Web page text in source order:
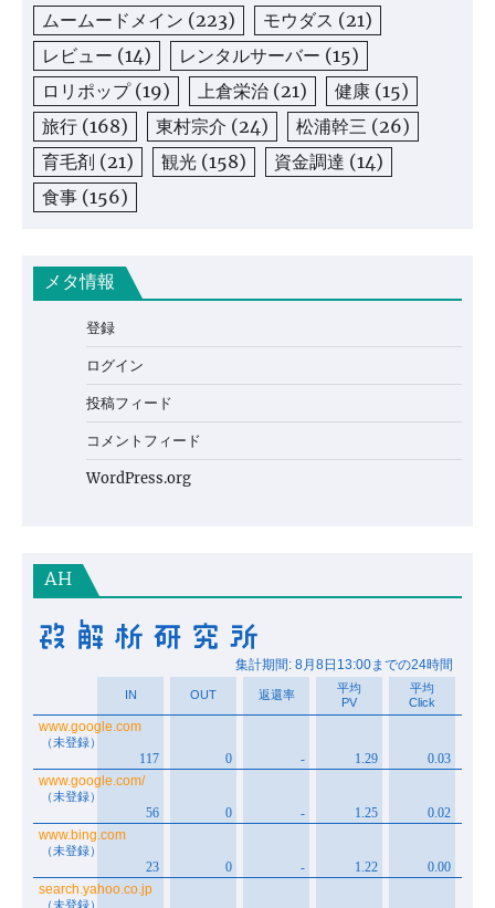
ムームードメイン (223) モウダス (21)
レビュー (14) レンタルサーバー (15)
ロリポップ(19) 上倉栄治 (21) 健康 (15)
旅行 (168) 東村宗介 (24) 松浦幹三 (26)
育毛剤 (21) 観光 (158) 資金調達 (14)
食事 (156)
メタ情報
登録
ログイン
投稿フィード
コメントフィード
WordPress.org
AH